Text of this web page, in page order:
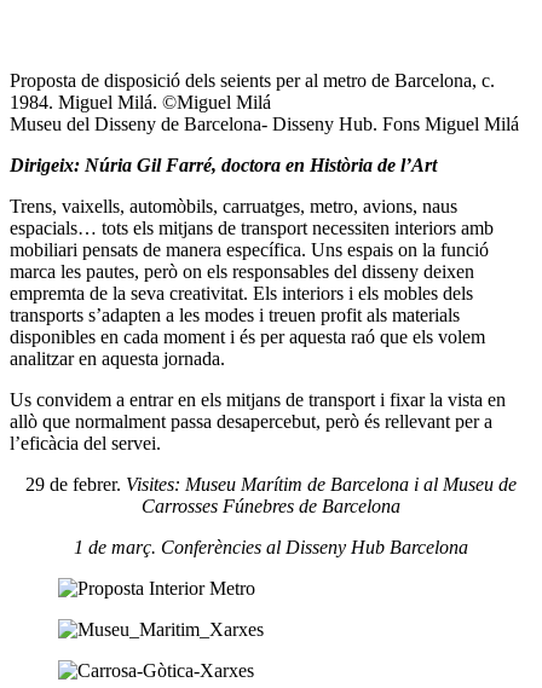
Proposta de disposició dels seients per al metro de Barcelona, c.
1984. Miguel Milá. ©Miguel Milá
Museu del Disseny de Barcelona- Disseny Hub. Fons Miguel Milá
Dirigeix: Núria Gil Farré, doctora en Història de l’Art
Trens, vaixells, automòbils, carruatges, metro, avions, naus
espacials… tots els mitjans de transport necessiten interiors amb
mobiliari pensats de manera específica. Uns espais on la funció
marca les pautes, però on els responsables del disseny deixen
empremta de la seva creativitat. Els interiors i els mobles dels
transports s’adapten a les modes i treuen profit als materials
disponibles en cada moment i és per aquesta raó que els volem
analitzar en aquesta jornada.
Us convidem a entrar en els mitjans de transport i fixar la vista en
allò que normalment passa desapercebut, però és rellevant per a
l’eficàcia del servei.
29 de febrer. Visites: Museu Marítim de Barcelona i al Museu de
Carrosses Fúnebres de Barcelona
1 de març. Conferències al Disseny Hub Barcelona